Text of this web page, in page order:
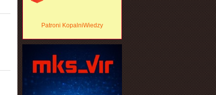
Patroni KopalniWiedzy